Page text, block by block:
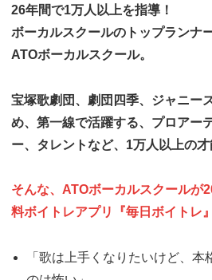
26年間で1万人以上を指導！
ボーカルスクールのトップランナ
ATOボーカルスクール。
宝塚歌劇団、劇団四季、ジャニー
め、第一線で活躍する、プロアー
ー、タレントなど、1万人以上の才
そんな、ATOボーカルスクールが
料ボイトレアプリ『毎日ボイトレ
「歌は上手くなりたいけど、本